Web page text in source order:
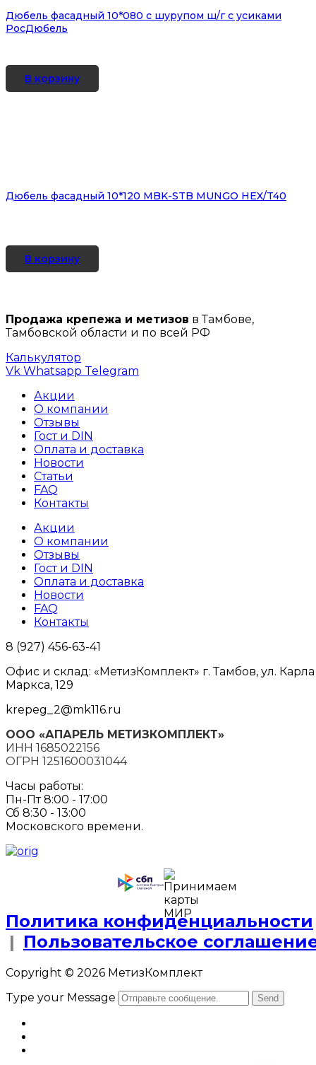
Дюбель фасадный 10*080 с шурупом ш/г с усиками
РосДюбель
В корзину
Дюбель фасадный 10*120 MBK-STB MUNGO HEX/T40
В корзину
Продажа крепежа и метизов в Тамбове,
Тамбовской области и по всей РФ
Калькулятор
Vk Whatsapp Telegram
Акции
О компании
Отзывы
Гост и DIN
Оплата и доставка
Новости
Статьи
FAQ
Контакты
Акции
О компании
Отзывы
Гост и DIN
Оплата и доставка
Новости
FAQ
Контакты
8 (927) 456-63-41
Офис и склад: «МетизКомплект» г. Тамбов, ул. Карла
Маркса, 129
krepeg_2@mk116.ru
ООО «АПАРЕЛЬ МЕТИЗКОМПЛЕКТ»
ИНН 1685022156
ОГРН 1251600031044
Часы работы:
Пн-Пт 8:00 - 17:00
Сб 8:30 - 13:00
Московского времени.
Политика конфиденциальности
| Пользовательское
Copyright © 2026 МетизКомплект
Type your Message
Send